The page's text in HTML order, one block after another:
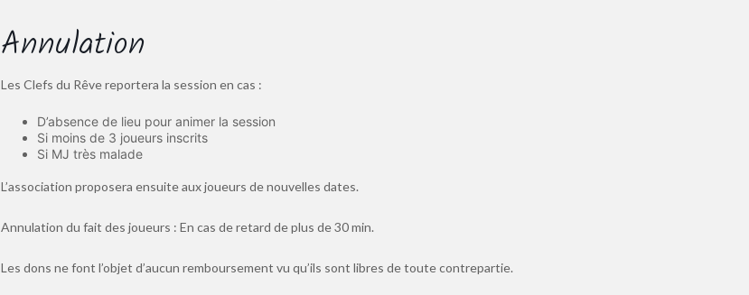
Annulation
Les Clefs du Rêve reportera la session en cas :
D’absence de lieu pour animer la session
Si moins de 3 joueurs inscrits
Si MJ très malade
L’association proposera ensuite aux joueurs de nouvelles dates.
Annulation du fait des joueurs : En cas de retard de plus de 30 min.
Les dons ne font l’objet d’aucun remboursement vu qu’ils sont libres de toute contrepartie.